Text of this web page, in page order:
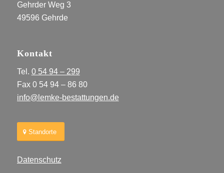
Gehrder Weg 3
49596 Gehrde
Kontakt
Tel. 0 54 94 – 299
Fax 0 54 94 – 86 80
info@lemke-bestattungen.de
Standorte
Datenschutz